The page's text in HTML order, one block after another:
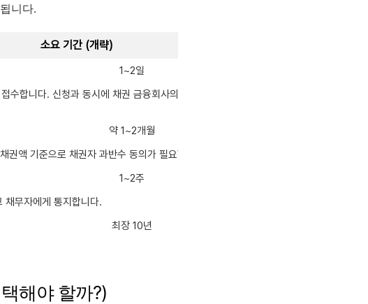
니다.
소요 기간 (개략)
1~2일
합니다. 신청과 동시에 채권 금융회사의 추심이 중
약 1~2개월
액 기준으로 채권자 과반수 동의가 필요합니다.
1~2주
채무자에게 통지합니다.
최장 10년
해야 할까?)